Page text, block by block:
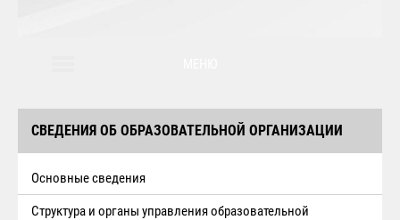
СВЕДЕНИЯ ОБ ОБРАЗОВАТЕЛЬНОЙ ОРГАНИЗАЦИИ
Основные сведения
Структура и органы управления образовательной